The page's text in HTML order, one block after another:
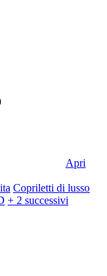
Apri
Copriletti di lusso
+ 2 successivi